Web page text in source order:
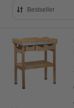
Bestseller
Preis
Preis
Bewertung